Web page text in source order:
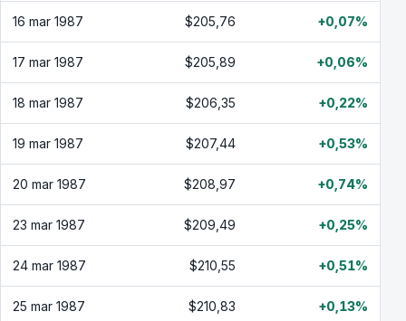
16 mar 1987 $205,76 +0,07%
17 mar 1987 $205,89 +0,06%
18 mar 1987 $206,35 +0,22%
19 mar 1987 $207,44 +0,53%
20 mar 1987 $208,97 +0,74%
23 mar 1987 $209,49 +0,25%
24 mar 1987 $210,55 +0,51%
25 mar 1987 $210,83 +0,13%